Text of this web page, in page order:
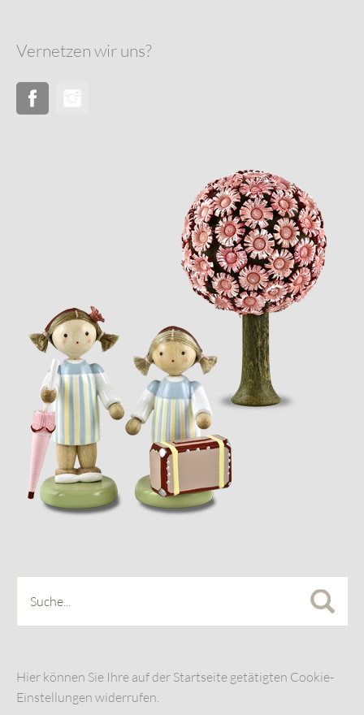
Vernetzen wir uns?
Hier können Sie Ihre auf der Startseite getätigten Cookie-
Einstellungen widerrufen.